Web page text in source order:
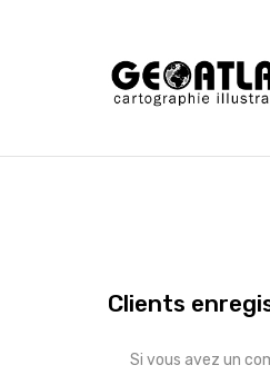
Clients
Si vous avez un